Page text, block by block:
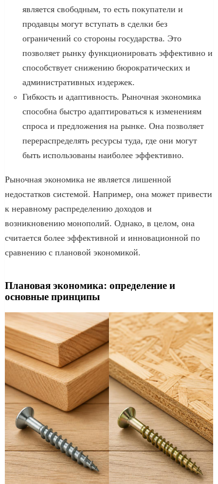
является свободным, то есть покупатели и
продавцы могут вступать в сделки без
ограничений со стороны государства. Это
позволяет рынку функционировать эффективно и
способствует снижению бюрократических и
административных издержек.
Гибкость и адаптивность. Рыночная экономика
способна быстро адаптироваться к изменениям
спроса и предложения на рынке. Она позволяет
перераспределять ресурсы туда, где они могут
быть использованы наиболее эффективно.
Рыночная экономика не является лишенной
недостатков системой. Например, она может привести
к неравному распределению доходов и
возникновению монополий. Однако, в целом, она
считается более эффективной и инновационной по
сравнению с плановой экономикой.
Плановая экономика: определение и
основные принципы